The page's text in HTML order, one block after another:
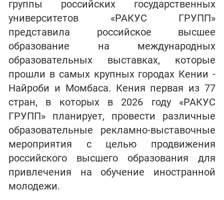
группы российских государственных
университетов «РАКУС ГРУПП»
представила российское высшее
образование на международных
образовательных выставках, которые
прошли в самых крупных городах Кении -
Найроби и Момбаса. Кения первая из 77
стран, в которых в 2026 году «РАКУС
ГРУПП» планирует, провести различные
образовательные рекламно-выставочные
мероприятия с целью продвижения
российского высшего образования для
привлечения на обучение иностранной
молодежи.